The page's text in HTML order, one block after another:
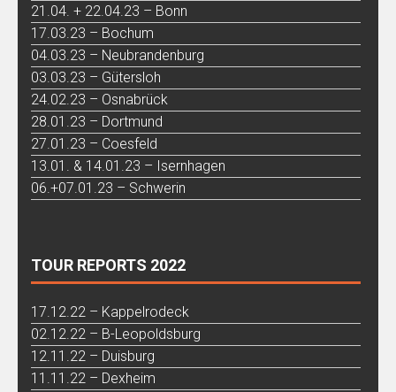
21.04. + 22.04.23 – Bonn
17.03.23 – Bochum
04.03.23 – Neubrandenburg
03.03.23 – Gütersloh
24.02.23 – Osnabrück
28.01.23 – Dortmund
27.01.23 – Coesfeld
13.01. & 14.01.23 – Isernhagen
06.+07.01.23 – Schwerin
TOUR REPORTS 2022
17.12.22 – Kappelrodeck
02.12.22 – B-Leopoldsburg
12.11.22 – Duisburg
11.11.22 – Dexheim